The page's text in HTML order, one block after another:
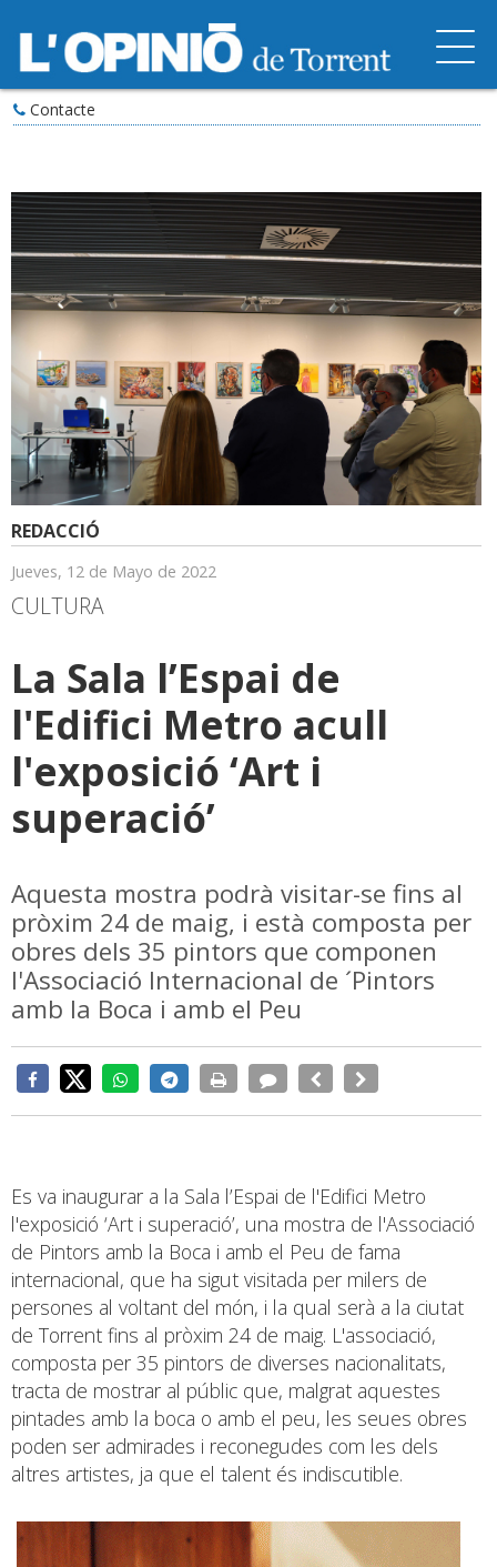
Contacte
REDACCIÓ
Jueves, 12 de Mayo de 2022
CULTURA
La Sala l’Espai de
l'Edifici Metro acull
l'exposició ‘Art i
superació’
Aquesta mostra podrà visitar-se fins al
pròxim 24 de maig, i està composta per
obres dels 35 pintors que componen
l'Associació Internacional de ´Pintors
amb la Boca i amb el Peu
Es va inaugurar a la Sala l’Espai de l'Edifici Metro
l'exposició ‘Art i superació’, una mostra de l'Associació
de Pintors amb la Boca i amb el Peu de fama
internacional, que ha sigut visitada per milers de
persones al voltant del món, i la qual serà a la ciutat
de Torrent fins al pròxim 24 de maig. L'associació,
composta per 35 pintors de diverses nacionalitats,
tracta de mostrar al públic que, malgrat aquestes
pintades amb la boca o amb el peu, les seues obres
poden ser admirades i reconegudes com les dels
altres artistes, ja que el talent és indiscutible.